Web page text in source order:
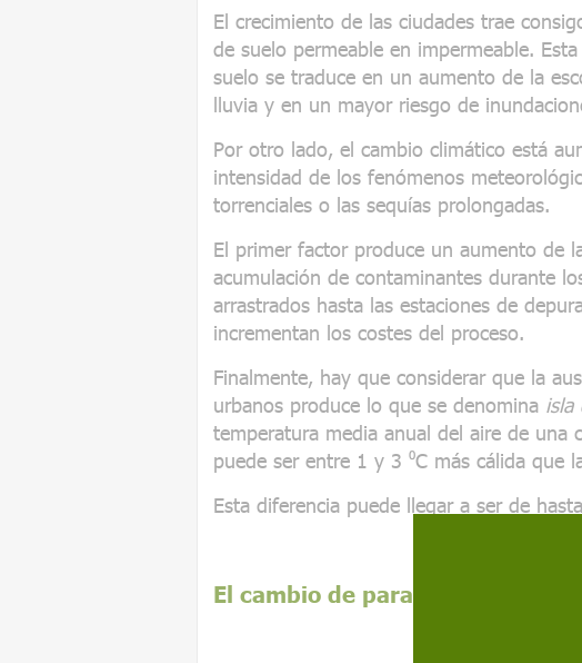
El crecimiento de las ciudades trae
de suelo permeable en impermeable.
suelo se traduce en un aumento de la
lluvia y en un mayor riesgo de
Por otro lado, el cambio climático está
intensidad de los fenómenos
torrenciales o las sequías prolongadas.
El primer factor produce un aumento de
acumulación de contaminantes durante
arrastrados hasta las estaciones de
incrementan los costes del proceso.
Finalmente, hay que considerar que la
urbanos produce lo que se denomina isla
temperatura media anual del aire de una
puede ser entre 1 y 3 ⁰C más cálida que
Esta diferencia puede llegar a ser de
El cambio de paradigma